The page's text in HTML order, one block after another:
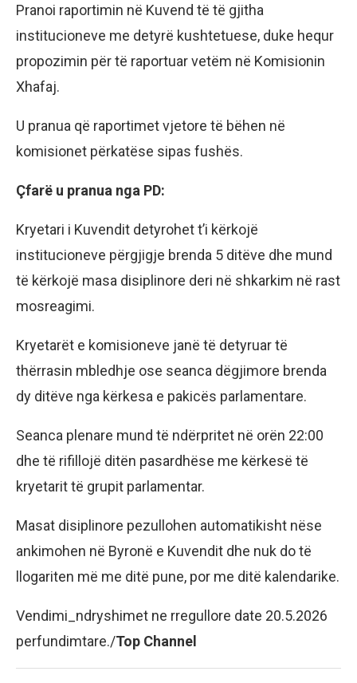
Pranoi raportimin në Kuvend të të gjitha
institucioneve me detyrë kushtetuese, duke hequr
propozimin për të raportuar vetëm në Komisionin
Xhafaj.
U pranua që raportimet vjetore të bëhen në
komisionet përkatëse sipas fushës.
Çfarë u pranua nga PD:
Kryetari i Kuvendit detyrohet t’i kërkojë
institucioneve përgjigje brenda 5 ditëve dhe mund
të kërkojë masa disiplinore deri në shkarkim në rast
mosreagimi.
Kryetarët e komisioneve janë të detyruar të
thërrasin mbledhje ose seanca dëgjimore brenda
dy ditëve nga kërkesa e pakicës parlamentare.
Seanca plenare mund të ndërpritet në orën 22:00
dhe të rifillojë ditën pasardhëse me kërkesë të
kryetarit të grupit parlamentar.
Masat disiplinore pezullohen automatikisht nëse
ankimohen në Byronë e Kuvendit dhe nuk do të
llogariten më me ditë pune, por me ditë kalendarike.
Vendimi_ndryshimet ne rregullore date 20.5.2026
perfundimtare./Top Channel